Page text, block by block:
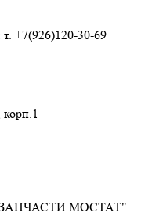
+7(926)120-30-69
МОСТАТ"